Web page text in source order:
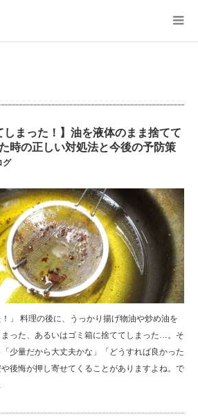
しまった！】油を液体のまま捨てて
時の正しい対処法と今後の予防策
グ
！」 料理の後に、うっかり揚げ物油や炒め油を
った、あるいはゴミ箱に捨ててしまった…。そ
少量だから大丈夫かな」「どうすれば良かった
後悔が押し寄せてくることがありますよね。で